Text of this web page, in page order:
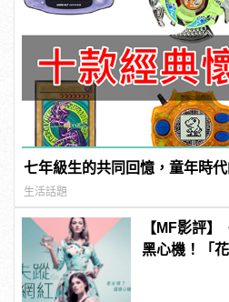
七年級生的共同回憶，童年時
生活話題
【MF影評
黑心機！「